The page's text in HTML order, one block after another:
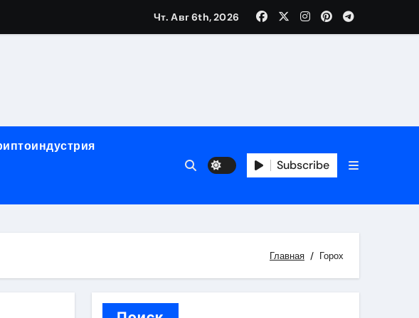
компонентов
и сценарии оформления сделки
Чт. Авг 6th, 2026
Subscribe
Главная Горох